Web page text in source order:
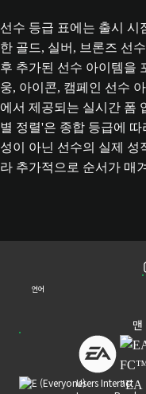
선수 등급 표에는 출시 시
한 골드, 실버, 브론즈 선
후 추가된 선수 아이템을
웅, 아이콘, 캠페인 선수
에서 제공되는 실시간 폼
별 정렬'은 종합 등급에
성이 아닌 선수의 실제 성
라 추가적으로 순서가 매
언어
맨
Users Interact